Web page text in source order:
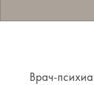
Врач-